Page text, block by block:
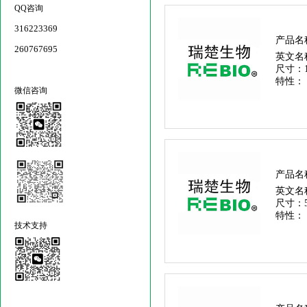
QQ咨询
316223369
260767695
微信咨询
技术支持
产品名
英文名
尺寸：
特性：
产品名
英文名
尺寸：
特性：